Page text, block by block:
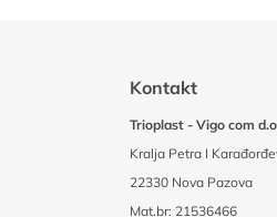
Kontakt
Trioplast - Vigo com
Kralja Petra I
22330 Nova Pazova
Mat.br: 21536466